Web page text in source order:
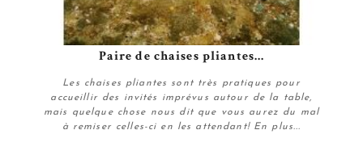
Paire de chaises pliantes...
Les chaises pliantes sont très pratiques pour
accueillir des invités imprévus autour de la table,
mais quelque chose nous dit que vous aurez du mal
à remiser celles-ci en les attendant! En plus...